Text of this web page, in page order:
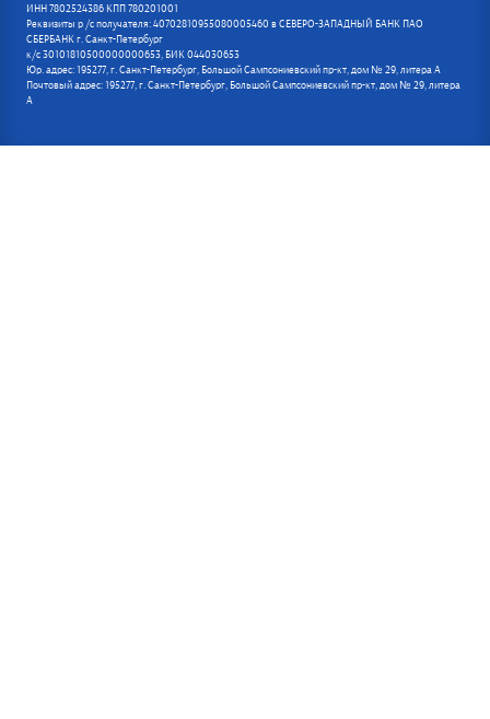
ИНН 7802524386 КПП 780201001
Реквизиты р /с получателя: 40702810955080005460 в СЕВЕРО-ЗАПАДНЫЙ БАНК ПАО
СБЕРБАНК г. Санкт-Петербург
к/с 30101810500000000653, БИК 044030653
Юр. адрес: 195277, г. Санкт-Петербург, Большой Сампсониевский пр-кт, дом № 29, литера А
Почтовый адрес: 195277, г. Санкт-Петербург, Большой Сампсониевский пр-кт, дом № 29, литера
А